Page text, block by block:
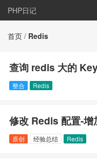
PHP日记
首页 / Redis
查询 redis 大的
整合 Redis
修改 Redis 配置-增
原创 经验总结 Redis